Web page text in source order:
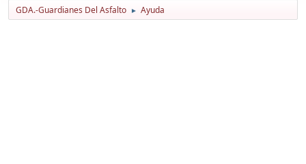
GDA.-Guardianes Del Asfalto ► Ayuda